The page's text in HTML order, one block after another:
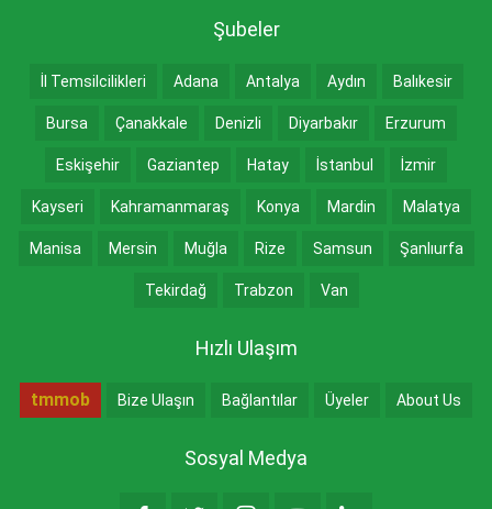
Şubeler
İl Temsilcilikleri Adana Antalya Aydın Balıkesir
Bursa Çanakkale Denizli Diyarbakır Erzurum
Eskişehir Gaziantep Hatay İstanbul İzmir
Kayseri Kahramanmaraş Konya Mardin Malatya
Manisa Mersin Muğla Rize Samsun Şanlıurfa
Tekirdağ Trabzon Van
Hızlı Ulaşım
tmmob Bize Ulaşın Bağlantılar Üyeler About Us
Sosyal Medya